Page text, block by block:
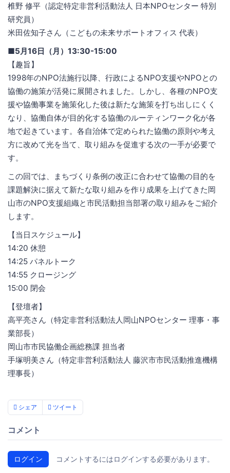
椎野 修平（認定特定非営利活動法人 日本NPOセンター 特別
研究員）
米田佐知子さん（こどもの未来サポートオフィス 代表）
■5月16日（月）13:30-15:00
【趣旨】
1998年のNPO法施行以降、行政によるNPO支援やNPOとの
協働の施策が活発に展開されました。しかし、各種のNPO支
援や協働事業を施策化した後は新たな施策を打ち出しにくく
なり、協働自体が目的化する協働のルーティンワーク化が各
地で起きています。各自治体で定められた協働の原則や考え
方に改めて光を当て、取り組みを促進する次の一手が必要で
す。
この回では、まちづくり条例の改正に合わせて協働の目的を
課題解決に据えて新たな取り組みを作り成果を上げてきた岡
山市のNPO支援組織と市民活動担当部署の取り組みをご紹介
します。
【当日スケジュール】
14:20 休憩
14:25 パネルトーク
14:55 クロージング
15:00 閉会
【登壇者】
高平亮さん（特定非営利活動法人岡山NPOセンター 理事・事
業部長）
岡山市市民協働企画総務課 担当者
手塚明美さん（特定非営利活動法人 藤沢市市民活動推進機構
理事長）
シェア ツイート
コメント
ログイン コメントするにはログインする必要があります。